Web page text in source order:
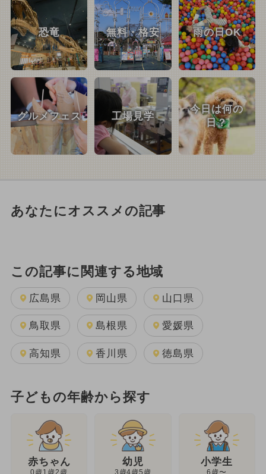
恐竜 無料・格安 雨の日OK
グルメフェス 工場見学
今日は何の
日？
あなたにオススメの記事
この記事に関連する地域
広島県 岡山県 山口県
鳥取県 島根県 愛媛県
高知県 香川県 徳島県
子どもの年齢から探す
赤ちゃん
0歳1歳2歳
幼児
3歳4歳5歳
小学生
6歳〜